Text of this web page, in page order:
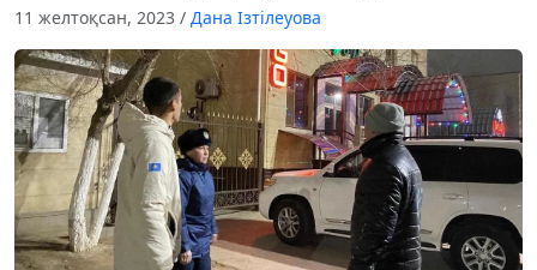
11 желтоқсан, 2023 / Дана Ізтілеуова